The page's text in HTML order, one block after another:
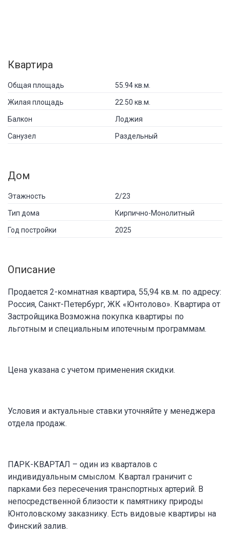
Квартира
Общая площадь 55.94 кв.м.
Жилая площадь 22.50 кв.м.
Балкон Лоджия
Санузел Раздельный
Дом
Этажность 2/23
Тип дома Кирпично-Монолитный
Год постройки 2025
Описание
Продается 2-комнатная квартира, 55,94 кв.м. по адресу:
Россия, Санкт-Петербург, ЖК «Юнтолово». Квартира от
Застройщика.Возможна покупка квартиры по
льготным и специальным ипотечным программам.
Цена указана с учетом применения скидки.
Условия и актуальные ставки уточняйте у менеджера
отдела продаж.
ПАРК-КВАРТАЛ – один из кварталов с
индивидуальным смыслом. Квартал граничит с
парками без пересечения транспортных артерий. В
непосредственной близости к памятнику природы
Юнтоловскому заказнику. Есть видовые квартиры на
Финский залив.